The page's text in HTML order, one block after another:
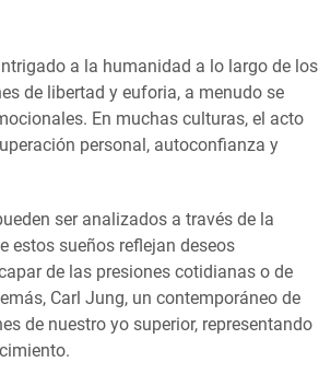
a la humanidad a lo largo de los
de libertad y euforia, a menudo se
En muchas culturas, el acto
personal, autoconfianza y
ser analizados a través de la
estos sueños reflejan deseos
de las presiones cotidianas o de
Carl Jung, un contemporáneo de
de nuestro yo superior, representando